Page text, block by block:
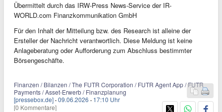
Übermittelt durch das IRW-Press News-Service der IR-
WORLD.com Finanzkommunikation GmbH
Für den Inhalt der Mitteilung bzw. des Research ist alleine der
Ersteller der Nachricht verantwortlich. Diese Meldung ist keine
Anlageberatung oder Aufforderung zum Abschluss bestimmter
Börsengeschäfte.
Finanzen / Bilanzen / The FUTR Corporation / FUTR Agent App / FUTR
Payments / Asset-Erwerb / Finanzplanung
[pressebox.de] ·09.06.2026 · 17:10 Uhr
[0 Kommentare]